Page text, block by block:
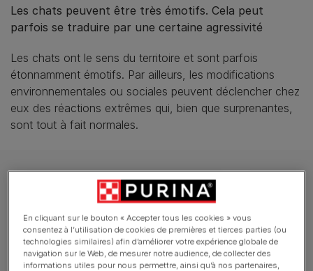
Les chats peuvent être très émotifs. Cela peut
parfois se traduire par une certaine agressivité
Les chats ont le sens du territoire et sont parfois
étonnamment émotifs. Par ailleurs, les modifications
environnementales ou sociales peuvent déclencher chez
eux des réactions extrêmes qui, bien que surprenantes,
sont tout à fait normales.
Alimentation humide Gelée
FELIX® TENDRES
EFFILES Junior
Sélection aux Viandes
En cliquant sur le bouton « Accepter tous les cookies » vous
consentez à l’utilisation de cookies de premières et tierces parties (ou
technologies similaires) afin d’améliorer votre expérience globale de
navigation sur le Web, de mesurer notre audience, de collecter des
informations utiles pour nous permettre, ainsi qu’à nos partenaires,